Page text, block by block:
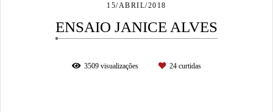
15/ABRIL/2018
ENSAIO JANICE ALVES
3509 visualizações 24 curtidas